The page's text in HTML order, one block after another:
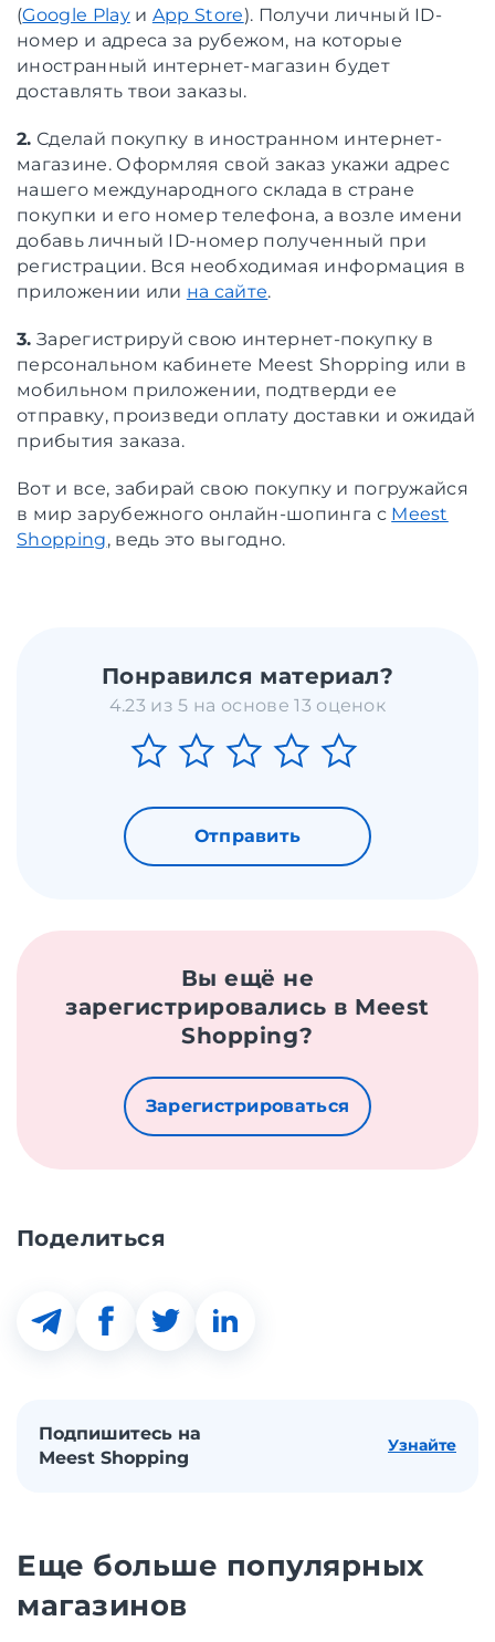
(Google Playи App Store). Получи личный ID-
номер и адреса за рубежом, на которые
иностранный интернет-магазин будет
доставлять твои заказы.
2. Сделай покупку в иностранном интернет-
магазине. Оформляя свой заказ укажи адрес
нашего международного склада в стране
покупки и его номер телефона, а возле имени
добавь личный ID-номер полученный при
регистрации. Вся необходимая информация в
приложении или на сайте.
3. Зарегистрируй свою интернет-покупку в
персональном кабинете Meest Shopping или в
мобильном приложении, подтверди ее
отправку, произведи оплату доставки и ожидай
прибытия заказа.
Вот и все, забирай свою покупку и погружайся
в мир зарубежного онлайн-шопинга с Meest
Shopping, ведь это выгодно.
Понравился материал?
4.23 из 5 на основе 13 оценок
Отправить
Вы ещё не
зарегистрировались в Meest
Shopping?
Зарегистрироваться
Поделиться
Подпишитесь на
Meest Shopping
Узнайте
Еще больше популярных
магазинов